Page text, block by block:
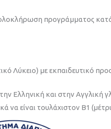
προγράμματος
Λύκειο) με εκπαιδευτικό
Ελληνική και στην Αγγλική
να είναι τουλάχιστον Β1